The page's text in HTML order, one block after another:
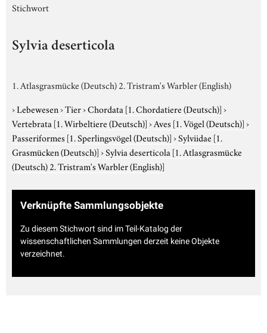
Stichwort
Sylvia deserticola
1. Atlasgrasmücke (Deutsch) 2. Tristram's Warbler (English)
›Lebewesen›Tier›Chordata [1. Chordatiere (Deutsch)]›
Vertebrata [1. Wirbeltiere (Deutsch)]›Aves [1. Vögel (Deutsch)]›
Passeriformes [1. Sperlingsvögel (Deutsch)]›Sylviidae [1.
Grasmücken (Deutsch)]›Sylvia deserticola [1. Atlasgrasmücke
(Deutsch) 2. Tristram's Warbler (English)]
Verknüpfte Sammlungsobjekte
Zu diesem Stichwort sind im Teil-Katalog der
wissenschaftlichen Sammlungen derzeit keine Objekte
verzeichnet.